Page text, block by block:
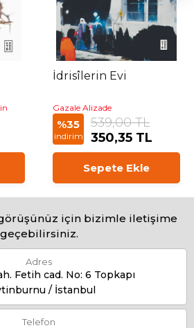
İdrisîlerin Evi
Gazale Alizade
%35
indirim
539,00 TL
350,35 TL
Sepete Ekle
için bizimle iletişime
geçebilirsiniz.
Adres
Fetih cad. No: 6 Topkapı
/ İstanbul
Telefon